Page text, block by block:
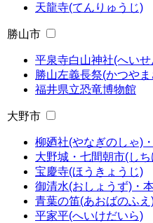
天龍寺(てんりゅうじ)
勝山市
平泉寺白山神社(へい
勝山左義長祭(かつや
福井県立恐竜博物館
大野市
柳廼社(やなぎのしゃ)
大野城・七間朝市(し
宝慶寺(ほうきょうじ)
御清水(おしょうず)・
青葉の笛(あおばのふえ
平家平(へいけだいら)